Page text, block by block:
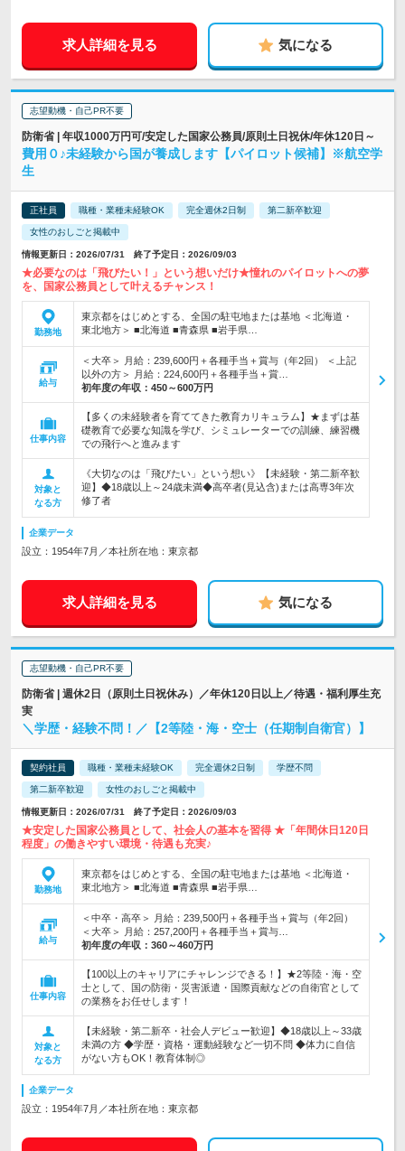
求人詳細を見る 気になる
志望動機・自己PR不要
防衛省 | 年収1000万円可/安定した国家公務員/原則土日祝休/年休120日～
費用０♪未経験から国が養成します【パイロット候補】※航空学
生
正社員 職種・業種未経験OK 完全週休2日制 第二新卒歓迎
女性のおしごと掲載中
情報更新日：2026/07/31 終了予定日：2026/09/03
★必要なのは「飛びたい！」という想いだけ★憧れのパイロットへの夢
を、国家公務員として叶えるチャンス！
勤務地
東京都をはじめとする、全国の駐屯地または基地 ＜北海道・
東北地方＞ ■北海道 ■青森県 ■岩手県…
給与
＜大卒＞ 月給：239,600円＋各種手当＋賞与（年2回） ＜上記
以外の方＞ 月給：224,600円＋各種手当＋賞…
初年度の年収： 450～600万円
仕事内容
【多くの未経験者を育ててきた教育カリキュラム】★まずは基
礎教育で必要な知識を学び、シミュレーターでの訓練、練習機
での飛行へと進みます
対象と
なる方
《大切なのは「飛びたい」という想い》【未経験・第二新卒歓
迎】◆18歳以上～24歳未満◆高卒者(見込含)または高専3年次
修了者
企業データ
設立：1954年7月／本社所在地：東京都
求人詳細を見る 気になる
志望動機・自己PR不要
防衛省 | 週休2日（原則土日祝休み）／年休120日以上／待遇・福利厚生充
実
＼学歴・経験不問！／【2等陸・海・空士（任期制自衛官）】
契約社員 職種・業種未経験OK 完全週休2日制 学歴不問
第二新卒歓迎 女性のおしごと掲載中
情報更新日：2026/07/31 終了予定日：2026/09/03
★安定した国家公務員として、社会人の基本を習得 ★「年間休日120日
程度」の働きやすい環境・待遇も充実♪
勤務地
東京都をはじめとする、全国の駐屯地または基地 ＜北海道・
東北地方＞ ■北海道 ■青森県 ■岩手県…
給与
＜中卒・高卒＞ 月給：239,500円＋各種手当＋賞与（年2回）
＜大卒＞ 月給：257,200円＋各種手当＋賞与…
初年度の年収： 360～460万円
仕事内容
【100以上のキャリアにチャレンジできる！】★2等陸・海・空
士として、国の防衛・災害派遣・国際貢献などの自衛官として
の業務をお任せします！
対象と
なる方
【未経験・第二新卒・社会人デビュー歓迎】◆18歳以上～33歳
未満の方 ◆学歴・資格・運動経験など一切不問 ◆体力に自信
がない方もOK！教育体制◎
企業データ
設立：1954年7月／本社所在地：東京都